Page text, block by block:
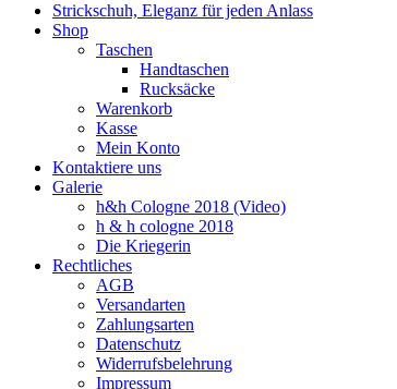
Strickschuh, Eleganz für jeden Anlass
Shop
Taschen
Handtaschen
Rucksäcke
Warenkorb
Kasse
Mein Konto
Kontaktiere uns
Galerie
h&h Cologne 2018 (Video)
h & h cologne 2018
Die Kriegerin
Rechtliches
AGB
Versandarten
Zahlungsarten
Datenschutz
Widerrufsbelehrung
Impressum